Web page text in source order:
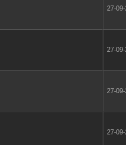
27-
27-
27-
27-